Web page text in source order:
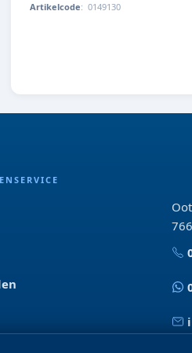
Artikelcode: 0149130